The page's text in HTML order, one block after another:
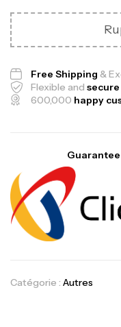
Free Shipping &
Flexible and
600,000 happy
Catégorie : Autres